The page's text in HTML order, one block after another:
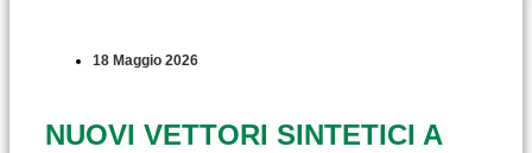
18 Maggio 2026
NUOVI VETTORI SINTETICI A